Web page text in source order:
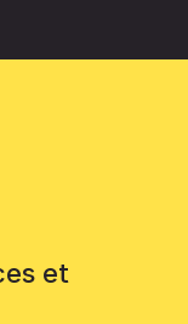
et